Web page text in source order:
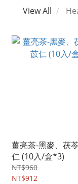
View All
薑亮茶-黑麥、茯
仁 (10入/盒*3)
NT$960
NT$912